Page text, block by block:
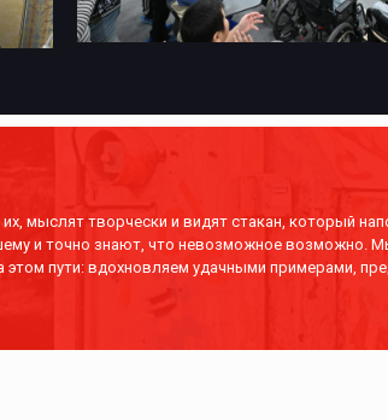
мыслят творчески и видят стакан, который
и точно знают, что невозможное возможно.
пути: вдохновляем удачными примерами,